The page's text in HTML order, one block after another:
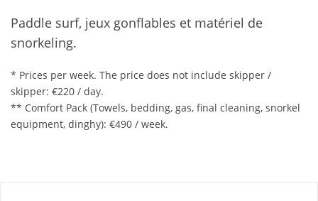
Paddle surf, jeux gonflables et matériel de
snorkeling.
* Prices per week. The price does not include skipper /
skipper: €220 / day.
** Comfort Pack (Towels, bedding, gas, final cleaning, snorkel
equipment, dinghy): €490 / week.